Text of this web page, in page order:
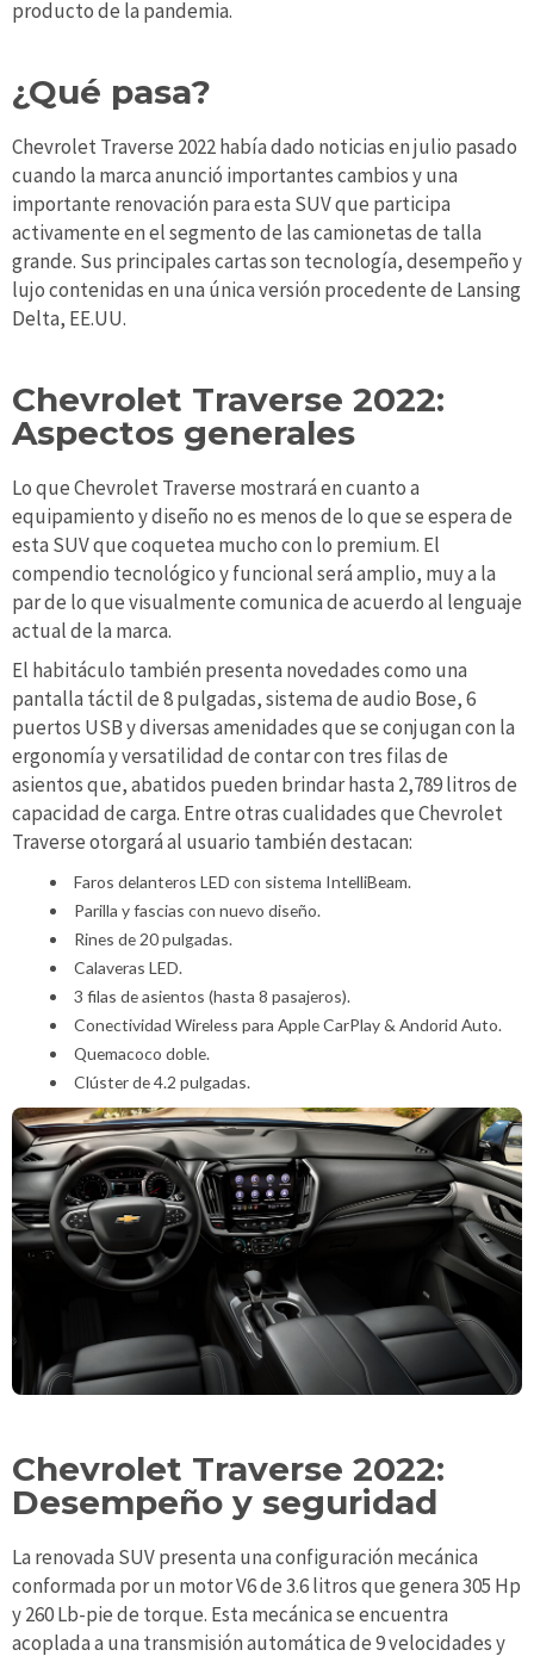
producto de la pandemia.
¿Qué pasa?
Chevrolet Traverse 2022 había dado noticias en julio pasado
cuando la marca anunció importantes cambios y una
importante renovación para esta SUV que participa
activamente en el segmento de las camionetas de talla
grande. Sus principales cartas son tecnología, desempeño y
lujo contenidas en una única versión procedente de Lansing
Delta, EE.UU.
Chevrolet Traverse 2022:
Aspectos generales
Lo que Chevrolet Traverse mostrará en cuanto a
equipamiento y diseño no es menos de lo que se espera de
esta SUV que coquetea mucho con lo premium. El
compendio tecnológico y funcional será amplio, muy a la
par de lo que visualmente comunica de acuerdo al lenguaje
actual de la marca.
El habitáculo también presenta novedades como una
pantalla táctil de 8 pulgadas, sistema de audio Bose, 6
puertos USB y diversas amenidades que se conjugan con la
ergonomía y versatilidad de contar con tres filas de
asientos que, abatidos pueden brindar hasta 2,789 litros de
capacidad de carga. Entre otras cualidades que Chevrolet
Traverse otorgará al usuario también destacan:
Faros delanteros LED con sistema IntelliBeam.
Parilla y fascias con nuevo diseño.
Rines de 20 pulgadas.
Calaveras LED.
3 filas de asientos (hasta 8 pasajeros).
Conectividad Wireless para Apple CarPlay & Andorid Auto.
Quemacoco doble.
Clúster de 4.2 pulgadas.
Chevrolet Traverse 2022:
Desempeño y seguridad
La renovada SUV presenta una configuración mecánica
conformada por un motor V6 de 3.6 litros que genera 305 Hp
y 260 Lb-pie de torque. Esta mecánica se encuentra
acoplada a una transmisión automática de 9 velocidades y